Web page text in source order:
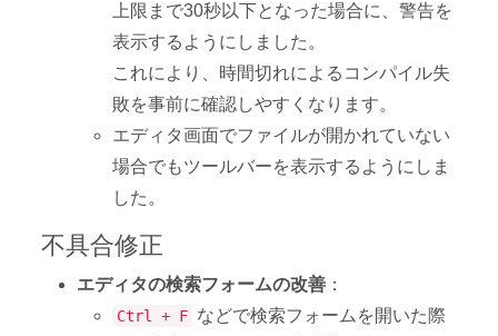
上限まで30秒以下となった場合に、警告を
表示するようにしました。
これにより、時間切れによるコンパイル失
敗を事前に確認しやすくなります。
エディタ画面でファイルが開かれていない
場合でもツールバーを表示するようにしま
した。
エディタの検索フォームの改善 ：
Ctrl + F などで検索フォームを開いた際